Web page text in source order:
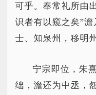
可乎。奉常礼所由
识者有以窥之矣”
士、知泉州，移明州
宁宗即位，朱
绌，澹还为中丞，